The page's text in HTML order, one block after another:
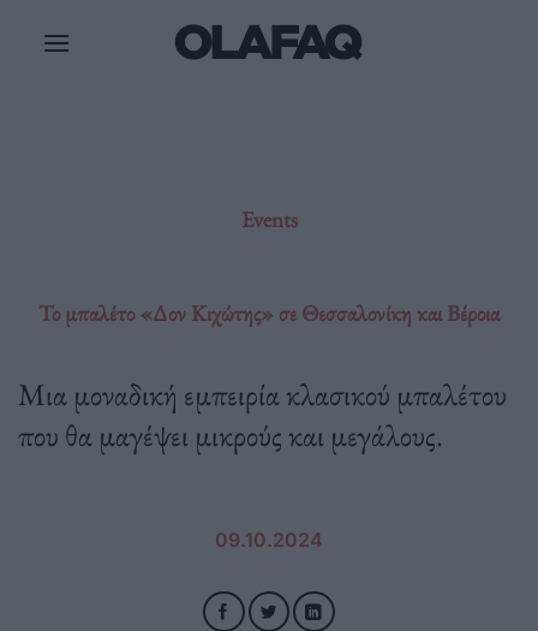
Events
Το μπαλέτο «Δον Κιχώτης» σε Θεσσαλονίκη και Βέροια
Μια μοναδική εμπειρία κλασικού μπαλέτου
που θα μαγέψει μικρούς και μεγάλους.
09.10.2024